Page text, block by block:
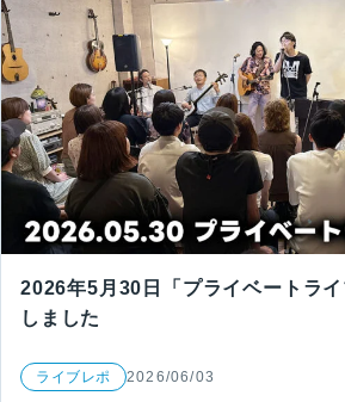
2026年5月30日「プライベートラ
しました
ライブレポ 2026/06/03